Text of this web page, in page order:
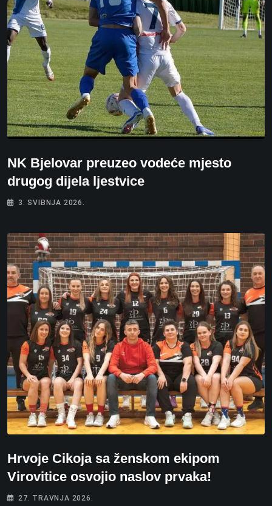
NK Bjelovar preuzeo vodeće mjesto
drugog dijela ljestvice
3. SVIBNJA 2026.
Hrvoje Cikoja sa ženskom ekipom
Virovitice osvojio naslov prvaka!
27. TRAVNJA 2026.